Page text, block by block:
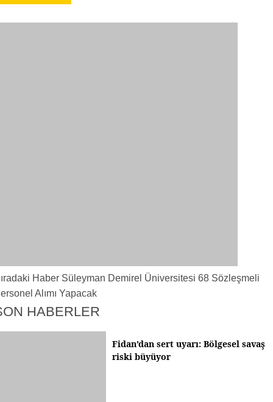
Haber Süleyman Demirel Üniversitesi 68 Sözleşmeli
Alımı Yapacak
HABERLER
Fidan’dan sert uyarı: Bölgesel savaş
riski büyüyor